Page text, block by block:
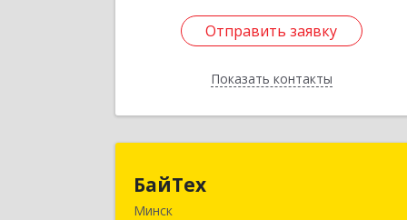
Отправить заявку
Показать контакты
Отправить заявку
Назад
БайТех
Минск